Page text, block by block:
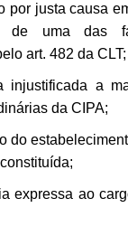
por justa causa
de uma das
art. 482 da CLT;
injustificada a
da CIPA;
do
expressa ao